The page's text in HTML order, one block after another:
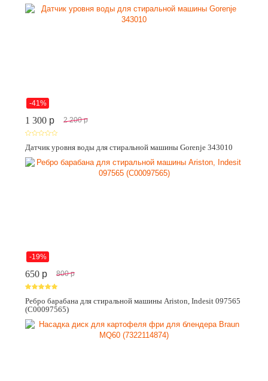
-41%
1 300 p 2 200 p
Датчик уровня воды для стиральной машины Gorenje 343010
-19%
650 p 800 p
Ребро барабана для стиральной машины Ariston, Indesit 097565
(C00097565)